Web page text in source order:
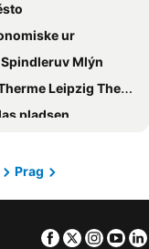
hotel - Tančící dům
Wellness Hotel Olsanka
Design Hotel Prague
Prague
ur
Mlýn
Leipzig Thermal Spa
pladsen
Hora
Prag
Facebook
Twitter